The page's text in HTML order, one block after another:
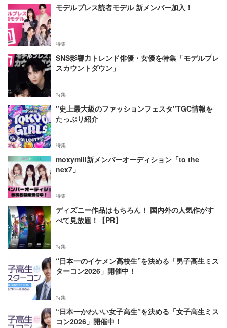
モデルプレス読者モデル 新メンバー加入！
特集
SNS影響力トレンド俳優・女優を特集「モデルプレ
スカウントダウン」
特集
"史上最大級のファッションフェスタ"TGC情報を
たっぷり紹介
特集
moxymill新メンバーオーディション「to the
nex7」
特集
ディズニー作品はもちろん！ 国内外の人気作がす
べて見放題！【PR】
特集
“日本一のイケメン高校生”を決める「男子高生ミス
ターコン2026」開催中！
特集
“日本一かわいい女子高生”を決める「女子高生ミス
コン2026」開催中！